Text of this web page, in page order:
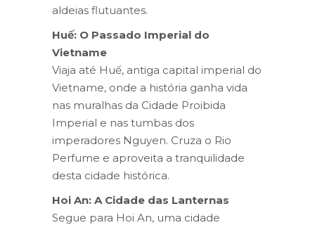
aldeias flutuantes.
Huế: O Passado Imperial do
Vietname
Viaja até Huế, antiga capital imperial do
Vietname, onde a história ganha vida
nas muralhas da Cidade Proibida
Imperial e nas tumbas dos
imperadores Nguyen. Cruza o Rio
Perfume e aproveita a tranquilidade
desta cidade histórica.
Hoi An: A Cidade das Lanternas
Segue para Hoi An, uma cidade